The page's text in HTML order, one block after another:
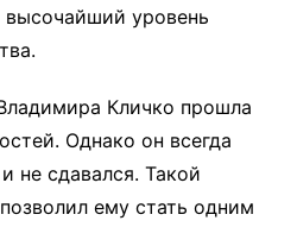
уровень
Кличко прошла
Однако он всегда
не сдавался. Такой
ему стать одним